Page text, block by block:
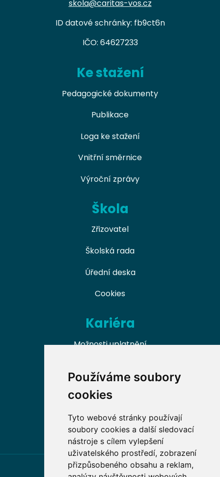
Používáme soubory
cookies
Tyto webové stránky používají
soubory cookies a další sledovací
nástroje s cílem vylepšení
uživatelského prostředí, zobrazení
přizpůsobeného obsahu a reklam,
skola@caritas-vos.cz
ID datové schránky: fb9ct6n
IČO: 64627233
Ke stažení
Pedagogické dokumenty
Publikace
Loga ke stažení
Vnitřní směrnice
Výroční zprávy
Škola
Zřizovatel
Školská rada
Úřední deska
Cookies
Kariéra
Možnosti uplatnění
Nabídky práce v oboru